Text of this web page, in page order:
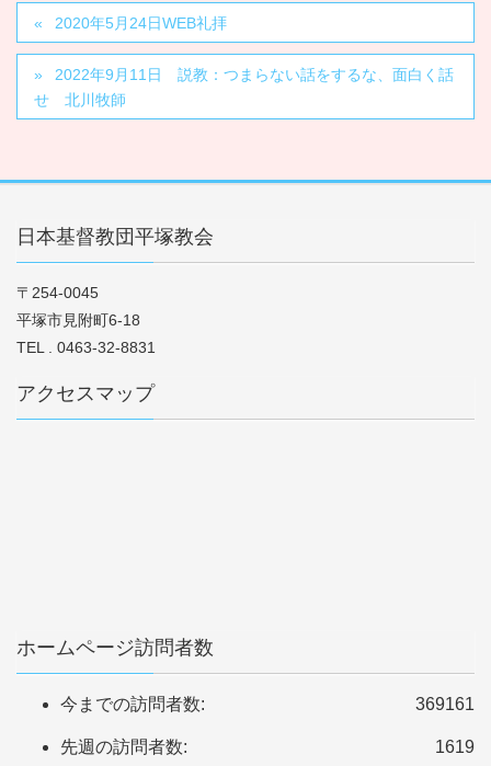
2020年5月24日WEB礼拝
2022年9月11日 説教：つまらない話をするな、面白く話
せ 北川牧師
日本基督教団平塚教会
〒254-0045
平塚市見附町6-18
TEL . 0463-32-8831
アクセスマップ
ホームページ訪問者数
369161
今までの訪問者数:
1619
先週の訪問者数: